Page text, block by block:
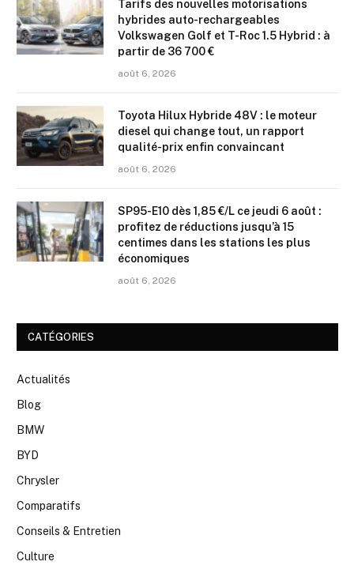
Tarifs des nouvelles motorisations
hybrides auto-rechargeables
Volkswagen Golf et T-Roc 1.5 Hybrid : à
partir de 36 700 €
août 6, 2026
Toyota Hilux Hybride 48V : le moteur
diesel qui change tout, un rapport
qualité-prix enfin convaincant
août 6, 2026
SP95-E10 dès 1,85 €/L ce jeudi 6 août :
profitez de réductions jusqu’à 15
centimes dans les stations les plus
économiques
août 6, 2026
CATÉGORIES
Actualités
Blog
BMW
BYD
Chrysler
Comparatifs
Conseils & Entretien
Culture